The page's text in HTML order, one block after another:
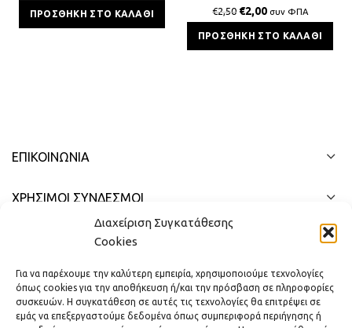
Διαχείριση Συγκατάθεσης
Cookies
Για να παρέχουμε την καλύτερη εμπειρία, χρησιμοποιούμε τεχνολογίες
όπως cookies για την αποθήκευση ή/και την πρόσβαση σε πληροφορίες
συσκευών. Η συγκατάθεση σε αυτές τις τεχνολογίες θα επιτρέψει σε
εμάς να επεξεργαστούμε δεδομένα όπως συμπεριφορά περιήγησης ή
ΠΡΟΣΘΉΚΗ ΣΤΟ ΚΑΛΆΘΙ €2,50 €2,00 συν ΦΠΑ
ΠΡΟΣΘΉΚΗ ΣΤΟ ΚΑΛΆΘΙ
ΕΠΙΚΟΙΝΩΝΊΑ
ΧΡΗΣΙΜΟΙ ΣΥΝΔΕΣΜΟΙ
ΓΡΉΓΟΡΟ ΜΕΝΟΎ